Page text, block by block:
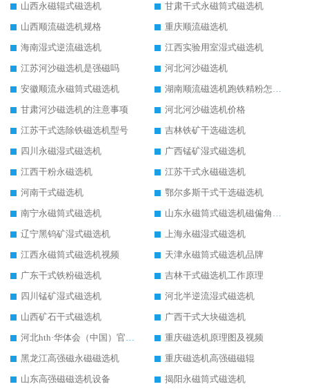
山西永磁辊式磁选机
甘肃干式永磁筒式磁选机
山西顺流磁选机规格
重庆顺流磁选机
海南湿式逆流磁选机
江西实验用室湿式磁选机
江苏河沙磁选机是强磁吗
河北河沙磁选机
安徽顺流永磁筒式磁选机
湖南顺流磁选机跑铁精粉怎么处理
甘肃河沙磁选机的注意事项
河北河沙磁选机价格
江苏干式选除铁磁选机型号
吉林铁矿干选磁选机
四川永磁湿式磁选机
广西锰矿湿式磁选机
江西干粉永磁选机
江苏干式永磁磁选机
河南干式磁选机
鄂尔多斯干式干选磁选机
南宁永磁筒式磁选机
山东永磁筒式磁选机磁偏角怎么调整
辽宁黑钨矿湿式磁选机
上海永磁湿式磁选机
江西永磁筒式磁选机视频
天津永磁筒式磁选机品牌
广东干式铁粉磁选机
吉林干式磁选机工作原理
四川锰矿湿式磁选机
河北半逆流湿式磁选机
山西矿石干式磁选机
广西干式大块磁选机
河北hth·华体会（中国）官方网站-hth.com 工作视频
重庆磁选机原理图及视频
黑龙江高强磁永磁磁选机
重庆磁选机高强磁磁辊
山东高强磁磁选机设备
揭阳永磁筒式磁选机